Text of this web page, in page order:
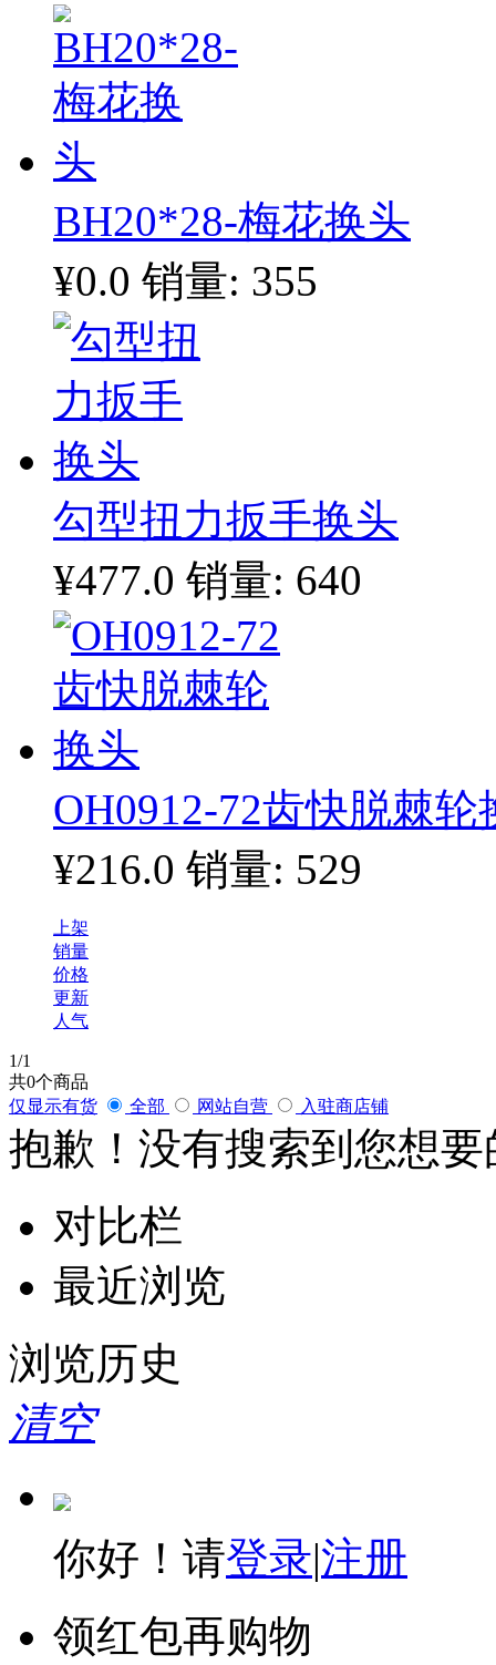
BH20*28-梅花换头
¥0.0 销量: 355
勾型扭力扳手换头
¥477.0 销量: 640
OH0912-72齿快脱棘轮
¥216.0 销量: 529
上架
销量
价格
更新
人气
1/1
共0个商品
仅显示有货
全部 网站自营 入驻商店铺
抱歉！没有搜索到您想
对比栏
最近浏览
浏览历史
清空
你好！请登录|注册
领红包再购物